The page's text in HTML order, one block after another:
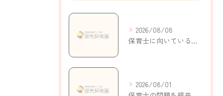
2026/08/08
保育士に向いている人の特徴と自己分析で適性がわかるポイント解説
2026/08/01